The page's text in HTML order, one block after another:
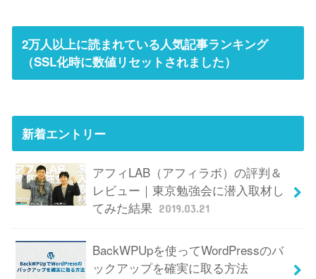
2万人以上に読まれている人気記事ランキング
（SSL化時に数値リセットされました）
新着エントリー
アフィLAB（アフィラボ）の評判＆
レビュー｜東京勉強会に潜入取材し
てみた結果
2019.03.21
BackWPUpを使ってWordPressのバ
ックアップを確実に取る方法